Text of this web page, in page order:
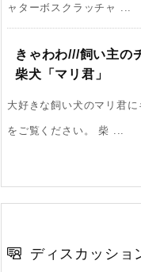
ャターボスクラッチャ ...
きゃわわ///飼い主の
柴犬「マリ君」
大好きな飼い犬のマリ君
をご覧ください。 柴 ...
ディスカッショ